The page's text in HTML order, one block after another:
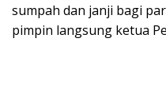
sumpah dan janji bagi
pimpin langsung ketua